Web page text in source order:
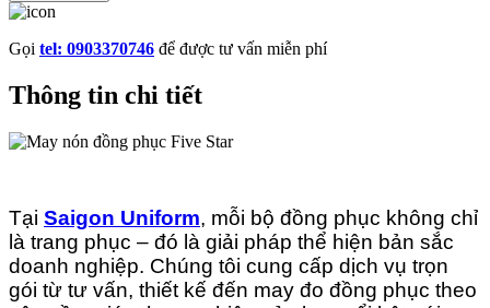
Gọi tel: 0903370746 để được tư vấn miễn phí
Thông tin chi tiết
Tại Saigon Uniform, mỗi bộ đồng phục không chỉ
là trang phục – đó là giải pháp thể hiện bản sắc
doanh nghiệp. Chúng tôi cung cấp dịch vụ trọn
gói từ tư vấn, thiết kế đến may đo đồng phục theo